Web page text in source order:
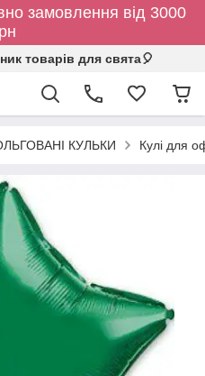
замовлення від 3000
товарів для свята🎈
КУЛЬКИ Кулі для